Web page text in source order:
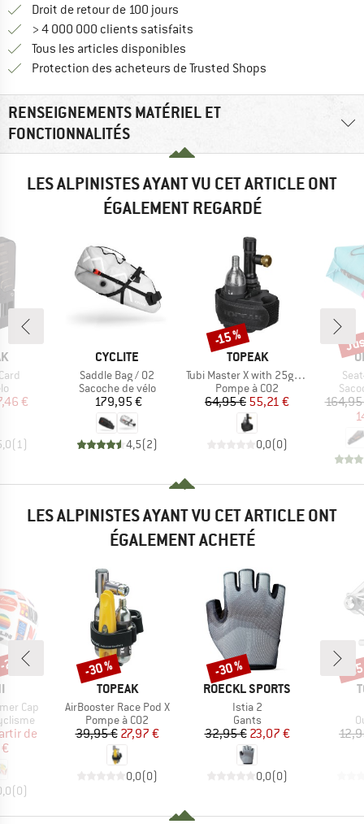
Droit de retour de 100 jours
> 4 000 000 clients satisfaits
Tous les articles disponibles
Protection des acheteurs de Trusted Shops
RENSEIGNEMENTS MATÉRIEL ET
FONCTIONNALITÉS
LES ALPINISTES AYANT VU CET ARTICLE ONT
ÉGALEMENT REGARDÉ
réduit
€
( 1)
MARQUE
CYCLITE
Article
Saddle Bag / 02
Product group
Sacoche de vélo
Prix
179,95 €
4,5(2)
MARQUE
TOPEAK
Article
Tubi Master X with 25g CO2 Cartridge
Product group
Pompe à CO2
Prix
64,95 €Prix réduit
55,21 €
0,0(0)
Remise
-15 %
LES ALPINISTES AYANT VU CET ARTICLE ONT
ÉGALEMENT ACHETÉ
Cap
réduit
de
(0)
%
MARQUE
TOPEAK
Article
AirBooster Race Pod X
Product group
Pompe à CO2
Prix
39,95 €Prix réduit
27,97 €
0,0(0)
Remise
-30 %
MARQUE
ROECKL SPORTS
Article
Istia 2
Product group
Gants
Prix
32,95 €Prix réduit
23,07 €
0,0(0)
Remise
-30 % -